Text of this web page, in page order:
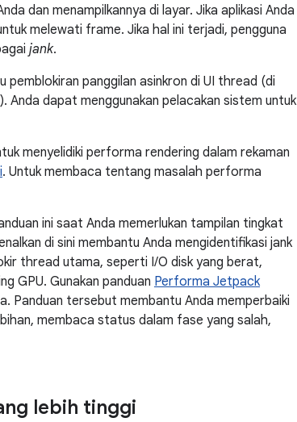
dan menampilkannya di layar. Jika aplikasi Anda
melewati frame. Jika hal ini terjadi, pengguna
jank.
panggilan asinkron di UI thread (di
dapat menggunakan pelacakan sistem untuk
menyelidiki performa rendering dalam rekaman
. Untuk membaca tentang masalah performa
ini saat Anda memerlukan tampilan tingkat
di sini membantu Anda mengidentifikasi jank
thread utama, seperti I/O disk yang berat,
GPU. Gunakan panduan Performa Jetpack
Panduan tersebut membantu Anda memperbaiki
membaca status dalam fase yang salah,
lebih tinggi